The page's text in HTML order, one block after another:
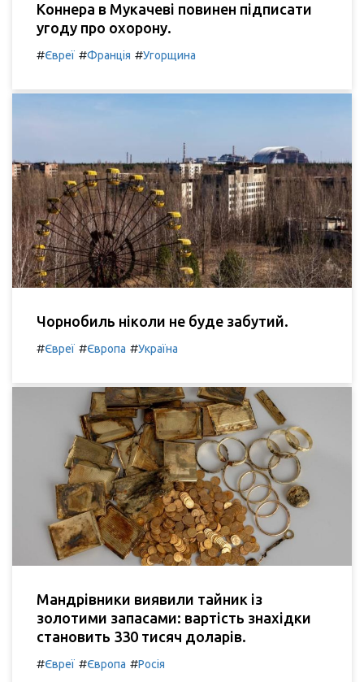
Коннера в Мукачеві повинен підписати
угоду про охорону.
#Євреї #Франція #Угорщина
Чорнобиль ніколи не буде забутий.
#Євреї #Європа #Україна
Мандрівники виявили тайник із
золотими запасами: вартість знахідки
становить 330 тисяч доларів.
#Євреї #Європа #Росія